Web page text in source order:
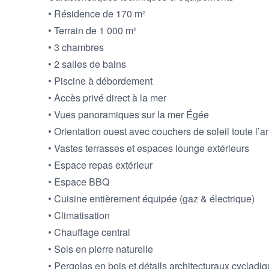
• Résidence de 170 m²
• Terrain de 1 000 m²
• 3 chambres
• 2 salles de bains
• Piscine à débordement
• Accès privé direct à la mer
• Vues panoramiques sur la mer Égée
• Orientation ouest avec couchers de soleil toute
• Vastes terrasses et espaces lounge extérieurs
• Espace repas extérieur
• Espace BBQ
• Cuisine entièrement équipée (gaz & électrique)
• Climatisation
• Chauffage central
• Sols en pierre naturelle
• Pergolas en bois et détails architecturaux